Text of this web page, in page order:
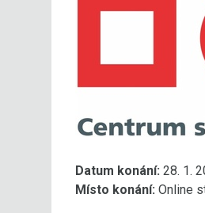
Datum konání: 28. 1.
Místo konání: Online